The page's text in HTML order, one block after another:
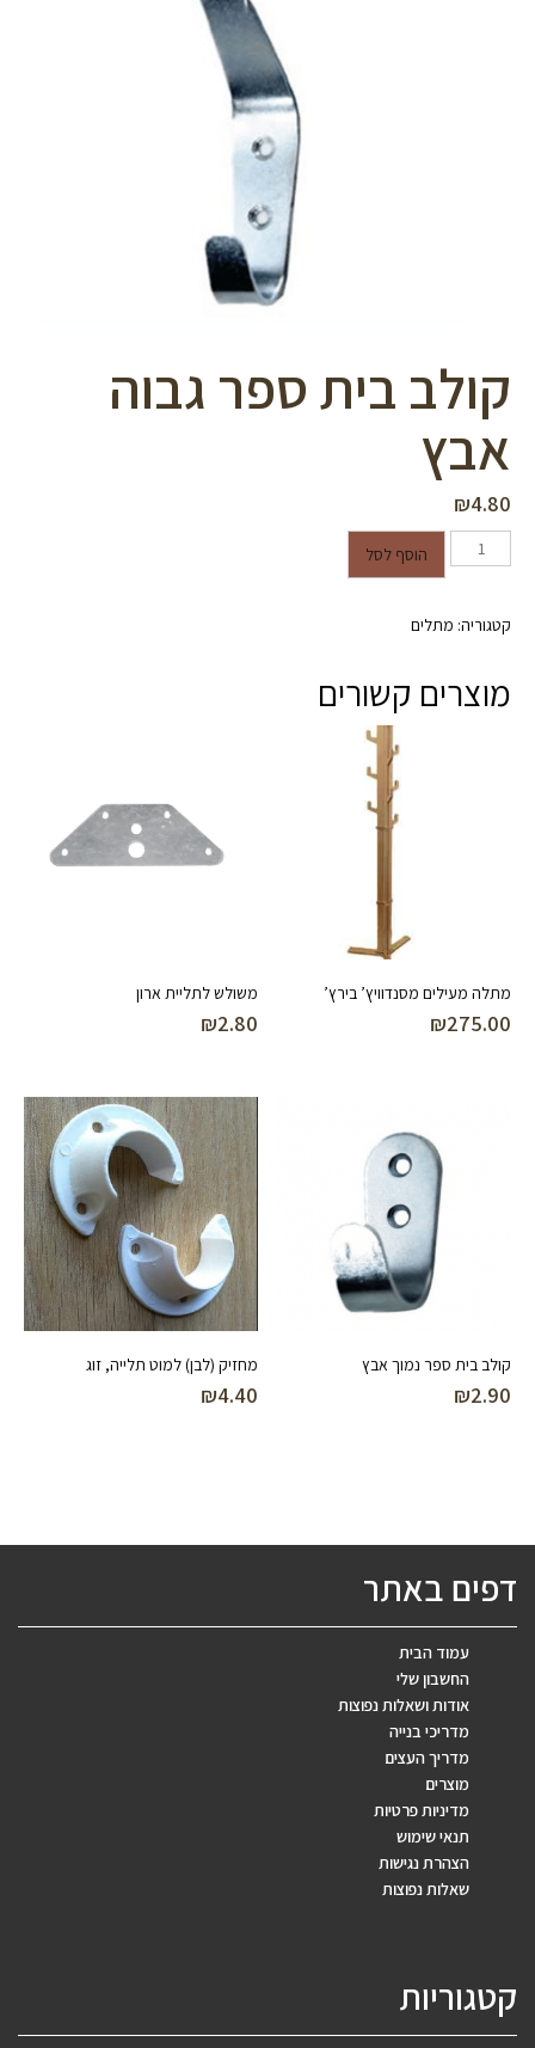
לאפס
את
כל
האפשרויות
cached
קולב בית ספר גבוה
אבץ
₪4.80
כמות של קולב בית ספר גבוה אבץ
הוסף לסל
קטגוריה: מתלים
מוצרים קשורים
מתלה מעילים מסנדוויץ’ בירץ’
₪275.00
משולש לתליית ארון
₪2.80
קולב בית ספר נמוך אבץ
₪2.90
מחזיק (לבן) למוט תלייה, זוג
₪4.40
דפים באתר
עמוד הבית
החשבון שלי
אודות ושאלות נפוצות
מדריכי בנייה
מדריך העצים
מוצרים
מדיניות פרטיות
תנאי שימוש
הצהרת נגישות
שאלות נפוצות
קטגוריות